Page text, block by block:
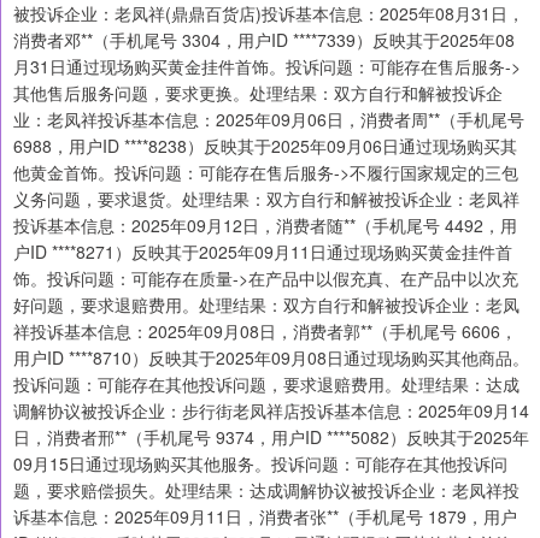
被投诉企业：老凤祥(鼎鼎百货店)投诉基本信息：2025年08月31日，
消费者邓**（手机尾号 3304，用户ID ****7339）反映其于2025年08
月31日通过现场购买黄金挂件首饰。投诉问题：可能存在售后服务->
其他售后服务问题，要求更换。处理结果：双方自行和解被投诉企
业：老凤祥投诉基本信息：2025年09月06日，消费者周**（手机尾号
6988，用户ID ****8238）反映其于2025年09月06日通过现场购买其
他黄金首饰。投诉问题：可能存在售后服务->不履行国家规定的三包
义务问题，要求退货。处理结果：双方自行和解被投诉企业：老凤祥
投诉基本信息：2025年09月12日，消费者随**（手机尾号 4492，用
户ID ****8271）反映其于2025年09月11日通过现场购买黄金挂件首
饰。投诉问题：可能存在质量->在产品中以假充真、在产品中以次充
好问题，要求退赔费用。处理结果：双方自行和解被投诉企业：老凤
祥投诉基本信息：2025年09月08日，消费者郭**（手机尾号 6606，
用户ID ****8710）反映其于2025年09月08日通过现场购买其他商品。
投诉问题：可能存在其他投诉问题，要求退赔费用。处理结果：达成
调解协议被投诉企业：步行街老凤祥店投诉基本信息：2025年09月14
日，消费者邢**（手机尾号 9374，用户ID ****5082）反映其于2025年
09月15日通过现场购买其他服务。投诉问题：可能存在其他投诉问
题，要求赔偿损失。处理结果：达成调解协议被投诉企业：老凤祥投
诉基本信息：2025年09月11日，消费者张**（手机尾号 1879，用户